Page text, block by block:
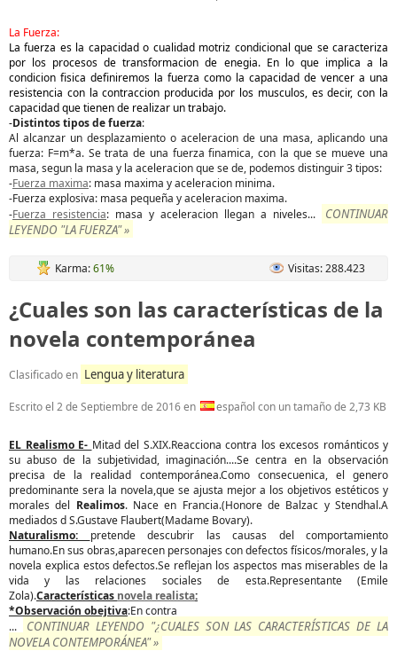
La Fuerza:
La fuerza es la capacidad o cualidad motriz condicional que se caracteriza
por los procesos de transformacion de enegia. En lo que implica a la
condicion fisica definiremos la fuerza como la capacidad de vencer a una
resistencia con la contraccion producida por los musculos, es decir, con la
capacidad que tienen de realizar un trabajo.
-Distintos tipos de fuerza:
Al alcanzar un desplazamiento o aceleracion de una masa, aplicando una
fuerza: F=m*a. Se trata de una fuerza finamica, con la que se mueve una
masa, segun la masa y la aceleracion que se de, podemos distinguir 3 tipos:
-Fuerza maxima: masa maxima y aceleracion minima.
-Fuerza explosiva: masa pequeña y aceleracion maxima.
-Fuerza resistencia: masa y aceleracion llegan a niveles...
CONTINUAR
LEYENDO "LA FUERZA" »
Karma:61% Visitas: 288.423
¿Cuales son las características de la
novela contemporánea
Clasificado en Lengua y literatura
Escrito el 2 de Septiembre de 2016en español con un tamaño de 2,73 KB
EL Realismo E- Mitad del S.XIX.Reacciona contra los excesos románticos y
su abuso de la subjetividad, imaginación....Se centra en la observación
precisa de la realidad contemporánea.Como consecuenica, el genero
predominante sera la novela,que se ajusta mejor a los objetivos estéticos y
morales del Realimos. Nace en Francia.(Honore de Balzac y Stendhal.A
mediados d S.Gustave Flaubert(Madame Bovary).
Naturalismo: pretende descubrir las causas del comportamiento
humano.En sus obras,aparecen personajes con defectos físicos/morales, y la
novela explica estos defectos.Se reflejan los aspectos mas miserables de la
vida y las relaciones sociales de esta.Representante (Emile
Zola).Características novela realista:
*Observación obejtiva:En contra
...
CONTINUAR LEYENDO "¿CUALES SON LAS CARACTERÍSTICAS DE LA
NOVELA CONTEMPORÁNEA" »